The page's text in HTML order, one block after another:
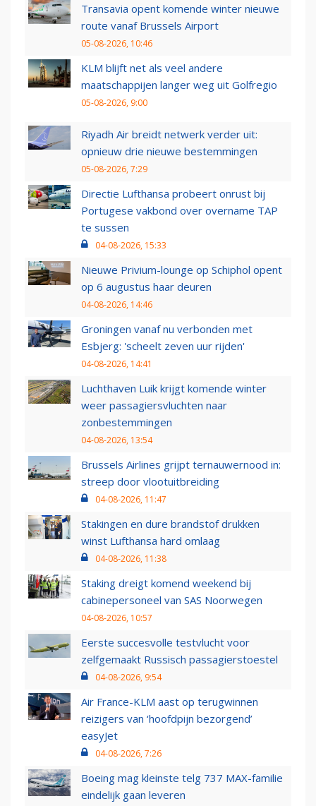
Transavia opent komende winter nieuwe
route vanaf Brussels Airport
05-08-2026, 10:46
KLM blijft net als veel andere
maatschappijen langer weg uit Golfregio
05-08-2026, 9:00
Riyadh Air breidt netwerk verder uit:
opnieuw drie nieuwe bestemmingen
05-08-2026, 7:29
Directie Lufthansa probeert onrust bij
Portugese vakbond over overname TAP
te sussen
04-08-2026, 15:33
Nieuwe Privium-lounge op Schiphol opent
op 6 augustus haar deuren
04-08-2026, 14:46
Groningen vanaf nu verbonden met
Esbjerg: 'scheelt zeven uur rijden'
04-08-2026, 14:41
Luchthaven Luik krijgt komende winter
weer passagiersvluchten naar
zonbestemmingen
04-08-2026, 13:54
Brussels Airlines grijpt ternauwernood in:
streep door vlootuitbreiding
04-08-2026, 11:47
Stakingen en dure brandstof drukken
winst Lufthansa hard omlaag
04-08-2026, 11:38
Staking dreigt komend weekend bij
cabinepersoneel van SAS Noorwegen
04-08-2026, 10:57
Eerste succesvolle testvlucht voor
zelfgemaakt Russisch passagierstoestel
04-08-2026, 9:54
Air France-KLM aast op terugwinnen
reizigers van ‘hoofdpijn bezorgend’
easyJet
04-08-2026, 7:26
Boeing mag kleinste telg 737 MAX-familie
eindelijk gaan leveren